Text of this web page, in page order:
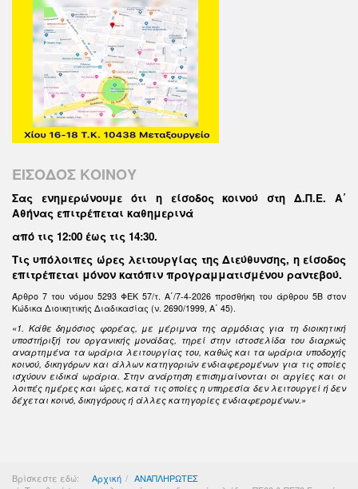
ΕΙΣΟΔΟΣ ΚΟΙΝΟΥ
Σας ενημερώνουμε ότι η είσοδος κοινού στη Δ.Π.Ε. Α΄
Αθήνας επιτρέπεται καθημερινά
από τις 12:00 έως τις 14:30.
Τις υπόλοιπες ώρες λειτουργίας της Διεύθυνσης, η είσοδος
επιτρέπεται μόνον κατόπιν προγραμματισμένου ραντεβού.
Άρθρο 7 του νόμου 5293 ΦΕΚ 57/τ. Α΄/7-4-2026 προσθήκη του άρθρου 5Β στον
Κώδικα Διοικητικής Διαδικασίας (ν. 2690/1999, Α΄ 45).
«1. Κάθε δημόσιος φορέας, με μέριμνα της αρμόδιας για τη διοικητική
υποστήριξή του οργανικής μονάδας, τηρεί στην ιστοσελίδα του διαρκώς
αναρτημένα τα ωράρια λειτουργίας του, καθώς και τα ωράρια υποδοχής
κοινού, δικηγόρων και άλλων κατηγοριών ενδιαφερομένων για τις οποίες
ισχύουν ειδικά ωράρια. Στην ανάρτηση επισημαίνονται οι αργίες και οι
λοιπές ημέρες και ώρες, κατά τις οποίες η υπηρεσία δεν λειτουργεί ή δεν
δέχεται κοινό, δικηγόρους ή άλλες κατηγορίες ενδιαφερομένων.»
Βρίσκεστε εδώ: Αρχική
ΑΝΑΠΛΗΡΩΤΕΣ